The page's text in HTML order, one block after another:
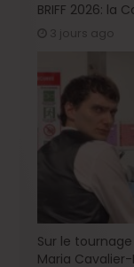
BRIFF 2026: la
3 jours ago
Sur le
Maria